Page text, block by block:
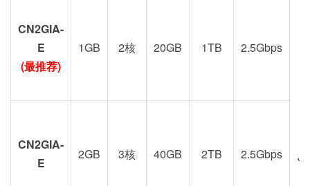
CN2GIA-
E
(最推荐)
1GB 2核 20GB 1TB 2.5Gbps
CN2GIA-
E
2GB 3核 40GB 2TB 2.5Gbps